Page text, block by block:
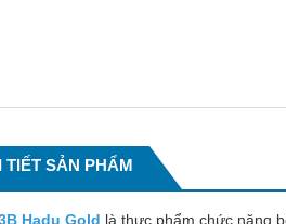
TIẾT SẢN PHẨM
Hadu Gold là thực phẩm chức năng